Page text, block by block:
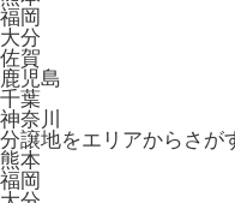
福岡
大分
佐賀
鹿児島
千葉
神奈川
分譲地をエリアからさが
熊本
福岡